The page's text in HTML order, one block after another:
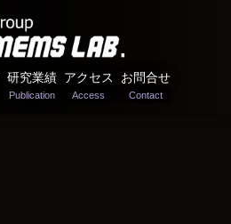
研究業績 アクセス お問合せ